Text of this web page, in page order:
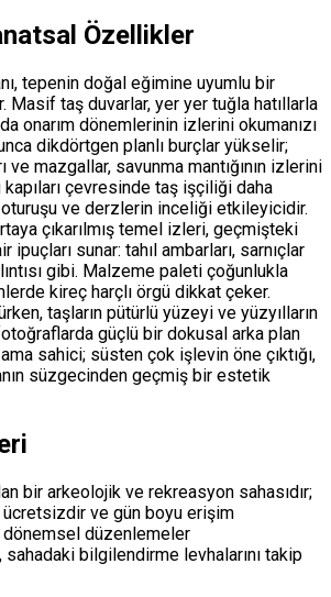
Özellikler
tepenin doğal eğimine uyumlu bir
Masif taş duvarlar, yer yer tuğla hatıllarla
onarım dönemlerinin izlerini okumanızı
dikdörtgen planlı burçlar yükselir;
ve mazgallar, savunma mantığının izlerini
kapıları çevresinde taş işçiliği daha
ve derzlerin inceliği etkileyicidir.
çıkarılmış temel izleri, geçmişteki
ipuçları sunar: tahıl ambarları, sarnıçlar
gibi. Malzeme paleti çoğunlukla
kireç harçlı örgü dikkat çeker.
taşların pütürlü yüzeyi ve yüzyılların
fotoğraflarda güçlü bir dokusal arka plan
sahici; süsten çok işlevin öne çıktığı,
süzgecinden geçmiş bir estetik
bir arkeolojik ve rekreasyon sahasıdır;
ve gün boyu erişim
dönemsel düzenlemeler
bilgilendirme levhalarını takip